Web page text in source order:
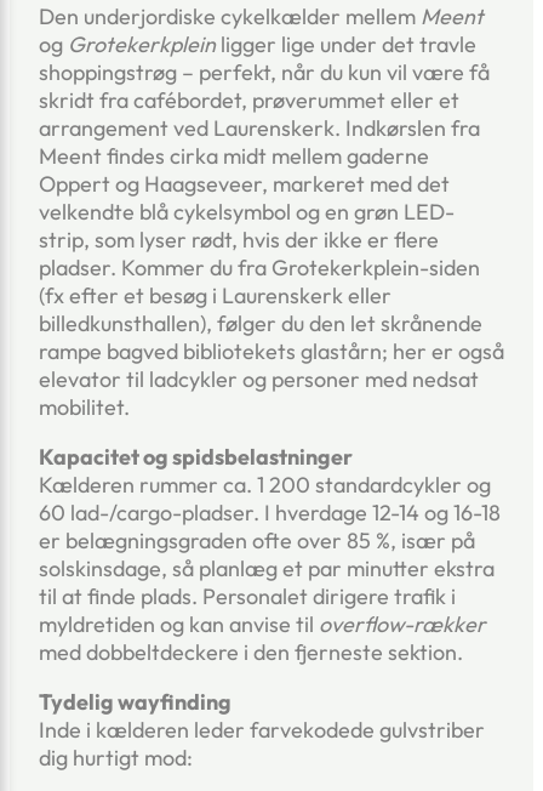
Den underjordiske cykelkælder mellem Meent
og Grotekerkpleinligger lige under det travle
shoppingstrøg – perfekt, når du kun vil være få
skridt fra cafébordet, prøverummet eller et
arrangement ved Laurenskerk. Indkørslen fra
Meent findes cirka midt mellem gaderne
Oppert og Haagseveer, markeret med det
velkendte blå cykelsymbol og en grøn LED-
strip, som lyser rødt, hvis der ikke er flere
pladser. Kommer du fra Grotekerkplein-siden
(fx efter et besøg i Laurenskerk eller
billedkunsthallen), følger du den let skrånende
rampe bagved bibliotekets glastårn; her er også
elevator til ladcykler og personer med nedsat
mobilitet.
Kapacitet og spidsbelastninger
Kælderen rummer ca. 1 200 standardcykler og
60 lad-/cargo-pladser. I hverdage 12-14 og 16-18
er belægningsgraden ofte over 85 %, især på
solskinsdage, så planlæg et par minutter ekstra
til at finde plads. Personalet dirigere trafik i
myldretiden og kan anvise til overflow-rækker
med dobbeltdeckere i den fjerneste sektion.
Tydelig wayfinding
Inde i kælderen leder farvekodede gulvstriber
dig hurtigt mod: